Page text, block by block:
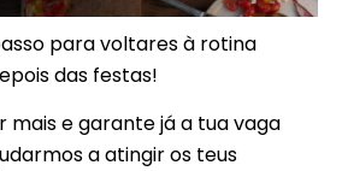
para voltares à rotina
das festas!
mais e garante já a tua vaga
a atingir os teus